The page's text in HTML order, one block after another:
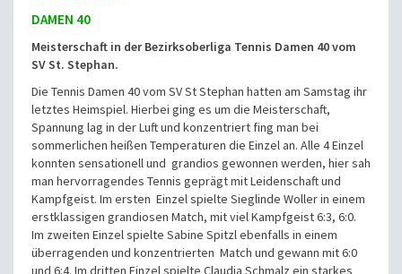
DAMEN 40
Meisterschaft in der Bezirksoberliga Tennis Damen 40 vom
SV St. Stephan.
Die Tennis Damen 40 vom SV St Stephan hatten am Samstag ihr
letztes Heimspiel. Hierbei ging es um die Meisterschaft,
Spannung lag in der Luft und konzentriert fing man bei
sommerlichen heißen Temperaturen die Einzel an. Alle 4 Einzel
konnten sensationell und grandios gewonnen werden, hier sah
man hervorragendes Tennis geprägt mit Leidenschaft und
Kampfgeist. Im ersten Einzel spielte Sieglinde Woller in einem
erstklassigen grandiosen Match, mit viel Kampfgeist 6:3, 6:0.
Im zweiten Einzel spielte Sabine Spitzl ebenfalls in einem
überragenden und konzentrierten Match und gewann mit 6:0
und 6:4. Im dritten Einzel spielte Claudia Schmalz ein starkes